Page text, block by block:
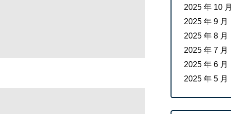
2025 年 10 月
2025 年 9 月
2025 年 8 月
2025 年 7 月
2025 年 6 月
2025 年 5 月